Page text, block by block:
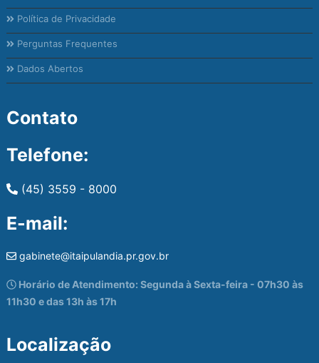
Política de Privacidade
Perguntas Frequentes
Dados Abertos
Contato
Telefone:
(45) 3559 - 8000
E-mail:
gabinete@itaipulandia.pr.gov.br
Horário de Atendimento: Segunda à Sexta-feira - 07h30 às
11h30 e das 13h às 17h
Localização